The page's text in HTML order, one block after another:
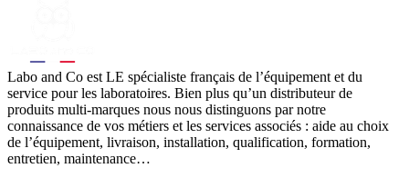
Labo and Co est LE spécialiste français de l’équipement et du
service pour les laboratoires. Bien plus qu’un distributeur de
produits multi-marques nous nous distinguons par notre
connaissance de vos métiers et les services associés : aide au choix
de l’équipement, livraison, installation, qualification, formation,
entretien, maintenance…